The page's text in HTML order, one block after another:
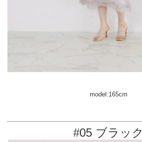
model:165cm
#05 ブラック